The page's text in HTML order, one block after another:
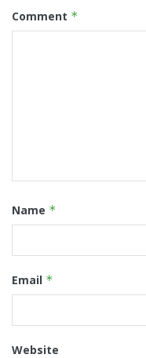
Comment *
Name *
Email *
Website